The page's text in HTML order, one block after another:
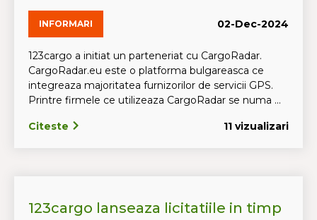
INFORMARI 02-Dec-2024
123cargo a initiat un parteneriat cu CargoRadar.
CargoRadar.eu este o platforma bulgareasca ce
integreaza majoritatea furnizorilor de servicii GPS.
Printre firmele ce utilizeaza CargoRadar se numa ...
Citeste 11 vizualizari
123cargo lanseaza licitatiile in timp